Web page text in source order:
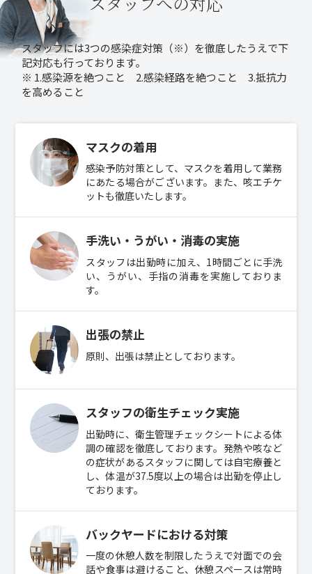
スタッフには3つの感染症対策（※）を徹底したうえで下
記対応も行っております。
※ 1.感染源を絶つこと 2.感染経路を絶つこと 3.抵抗力
を高めること
マスクの着用
感染予防対策として、マスクを着用して業務
にあたる場合がございます。また、咳エチケ
ットも徹底いたします。
手洗い・うがい・消毒の実施
スタッフは出勤時に加え、1時間ごとに手洗
い、うがい、手指の消毒を実施しておりま
す。
出張の禁止
原則、出張は禁止としております。
スタッフの衛生チェック実施
出勤時に、衛生管理チェックシートによる体
調の確認を徹底しております。発熱や咳など
の症状があるスタッフに関しては自宅療養と
し、体温が37.5度以上の場合は出勤を停止し
ております。
バックヤードにおける対策
一度の休憩人数を制限したうえで対面での会
話や食事は避けること、休憩スペースは常時